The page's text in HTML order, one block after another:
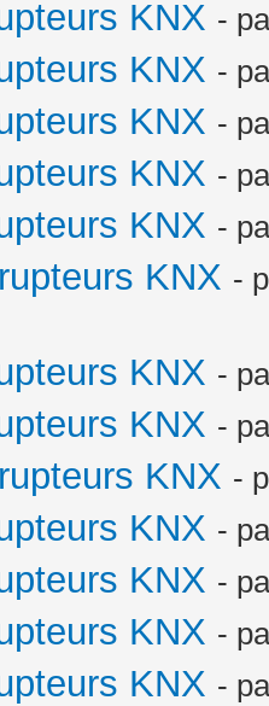
KNX -
KNX -
KNX -
KNX -
KNX -
KNX -
KNX -
KNX -
KNX -
KNX -
KNX -
KNX -
KNX -